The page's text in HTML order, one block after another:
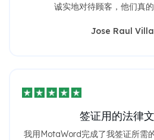
诚实地对待顾客，他们真
Jose Raul
签证用的法律
我用MotaWord完成了我签证所需